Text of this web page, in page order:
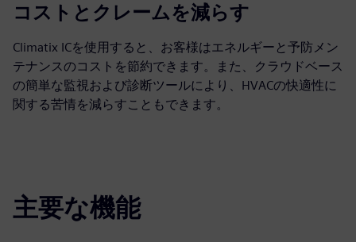
コストとクレームを減らす
Climatix ICを使用すると、お客様はエネルギーと予防メン
テナンスのコストを節約できます。また、クラウドベース
の簡単な監視および診断ツールにより、HVACの快適性に
関する苦情を減らすこともできます。
主要な機能